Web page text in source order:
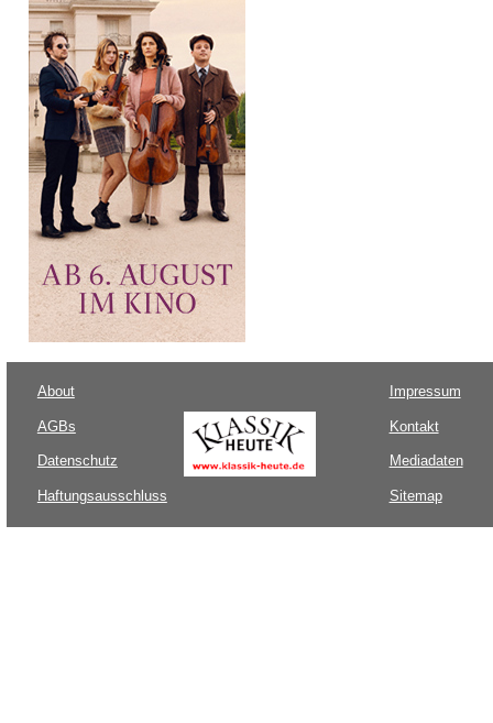
About
AGBs
Datenschutz
Haftungsausschluss
Impressum
Kontakt
Mediadaten
Sitemap